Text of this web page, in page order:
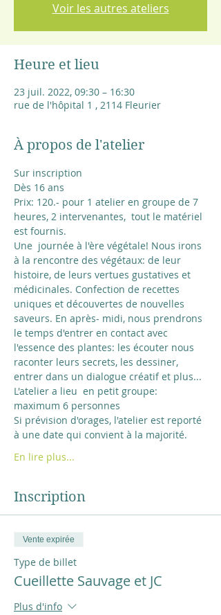
Voir les autres ateliers
Heure et lieu
23 juil. 2022, 09:30 – 16:30
rue de l'hôpital 1 , 2114 Fleurier
À propos de l'atelier
Sur inscription
Dès 16 ans
Prix: 120.- pour 1 atelier en groupe de 7
heures, 2 intervenantes,  tout le matériel
est fournis.
Une  journée à l'ère végétale! Nous irons
à la rencontre des végétaux: de leur
histoire, de leurs vertues gustatives et
médicinales. Confection de recettes
uniques et découvertes de nouvelles
saveurs. En après- midi, nous prendrons
le temps d'entrer en contact avec
l'essence des plantes: les écouter nous
raconter leurs secrets, les dessiner,
entrer dans un dialogue créatif et plus...
L'atelier a lieu  en petit groupe:
maximum 6 personnes
Si prévision d'orages, l'atelier est reporté
à une date qui convient à la majorité.
En lire plus...
Inscription
Vente expirée
Type de billet
Cueillette Sauvage et JC
Plus d'info